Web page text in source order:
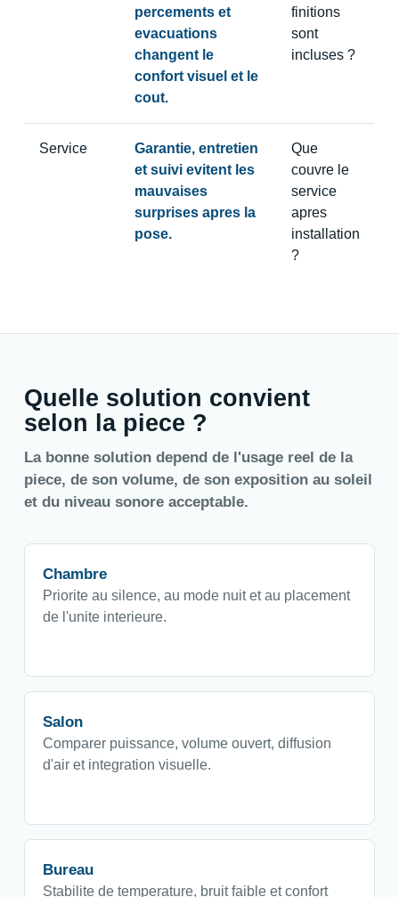
percements et
evacuations
changent le
confort visuel et le
cout.
finitions
sont
incluses ?
Service
Garantie, entretien
et suivi evitent les
mauvaises
surprises apres la
pose.
Que
couvre le
service
apres
installation
?
Quelle solution convient
selon la piece ?
La bonne solution depend de l'usage reel de la
piece, de son volume, de son exposition au soleil
et du niveau sonore acceptable.
Chambre
Priorite au silence, au mode nuit et au placement
de l'unite interieure.
Salon
Comparer puissance, volume ouvert, diffusion
d'air et integration visuelle.
Bureau
Stabilite de temperature, bruit faible et confort